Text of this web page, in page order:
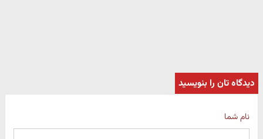
دیدگاه تان را بنویسید
نام شما